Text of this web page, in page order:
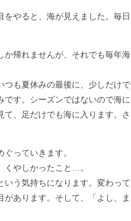
やると、海が見えました。毎日
か帰れませんが、それでも毎年海
つも夏休みの最後に、少しだけで
です。シーズンではないので海に
、足だけでも海に入ります。さ
っていきます。
くやしかったこと…。
う気持ちになります。変わって
あります。そして、「よし、ま